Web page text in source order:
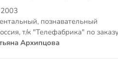
2003
познавательный
т/к "Телефабрика" по
Архипцова